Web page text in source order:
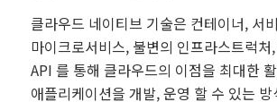
클라우드 네이티브 기술은 컨테이너, 서
마이크로서비스, 불변의 인프라스트럭처
API 를 통해 클라우드의 이점을 최대한
애플리케이션을 개발, 운영 할 수 있는